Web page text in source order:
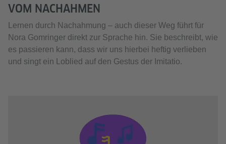
VOM NACHAHMEN
Lernen durch Nachahmung – auch dieser Weg führt für
Nora Gomringer direkt zur Sprache hin. Sie beschreibt, wie
es passieren kann, dass wir uns hierbei heftig verlieben
und singt ein Loblied auf den Gestus der Imitatio.